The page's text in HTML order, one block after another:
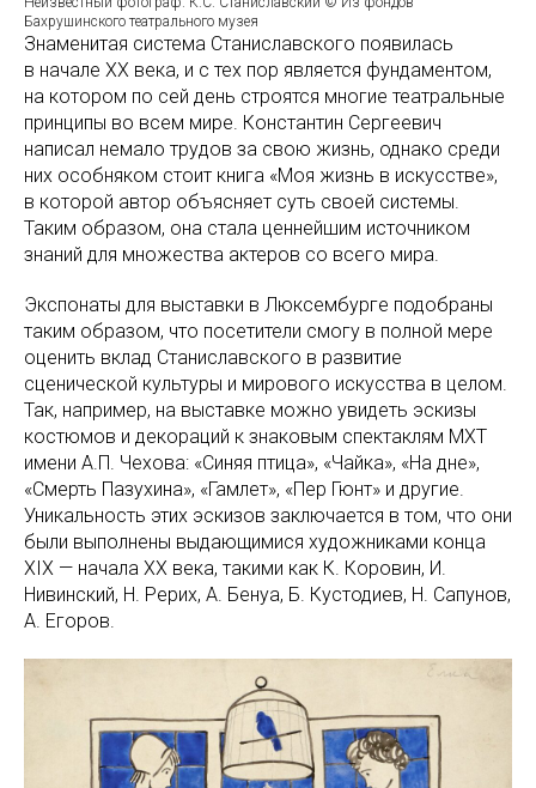
Бахрушинского театрального музея
Знаменитая система Станиславского появилась
в начале ХХ века, и с тех пор является фундаментом,
на котором по сей день строятся многие театральные
принципы во всем мире. Константин Сергеевич
написал немало трудов за свою жизнь, однако среди
них особняком стоит книга «Моя жизнь в искусстве»,
в которой автор объясняет суть своей системы.
Таким образом, она стала ценнейшим источником
знаний для множества актеров со всего мира.
Экспонаты для выставки в Люксембурге подобраны
таким образом, что посетители смогу в полной мере
оценить вклад Станиславского в развитие
сценической культуры и мирового искусства в целом.
Так, например, на выставке можно увидеть эскизы
костюмов и декораций к знаковым спектаклям МХТ
имени А.П. Чехова: «Синяя птица», «Чайка», «На дне»,
«Смерть Пазухина», «Гамлет», «Пер Гюнт» и другие.
Уникальность этих эскизов заключается в том, что они
были выполнены выдающимися художниками конца
XIX — начала XX века, такими как К. Коровин, И.
Нивинский, Н. Рерих, А. Бенуа, Б. Кустодиев, Н. Сапунов,
А. Егоров.